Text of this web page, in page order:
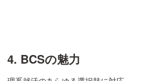
4. BCSの魅力